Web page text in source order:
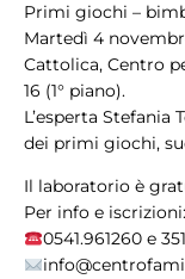
Primi giochi –
Martedì 4
Cattolica, Centro
16 (1° piano).
L’esperta
dei primi giochi,
Il laboratorio è
Per info e iscrizioni:
0541.961260 e